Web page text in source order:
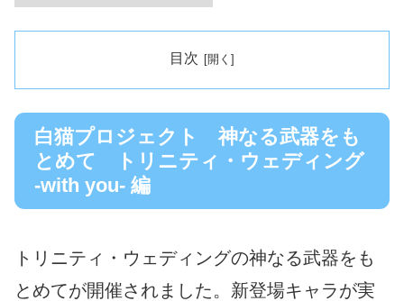
目次
白猫プロジェクト 神なる武器をも
とめて トリニティ・ウェディング
-with you- 編
トリニティ・ウェディングの神なる武器をも
とめてが開催されました。新登場キャラが実